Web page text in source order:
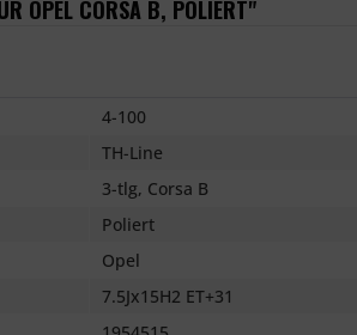
OPEL CORSA B, POLIERT"
4-100
TH-Line
3-tlg, Corsa B
Poliert
Opel
7.5Jx15H2 ET+31